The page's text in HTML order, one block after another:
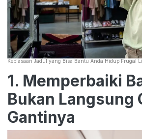
Kebiasaan Jadul yang Bisa Bantu Anda Hidup Frugal
1. Memperbaiki
Bukan Langsung
Gantinya